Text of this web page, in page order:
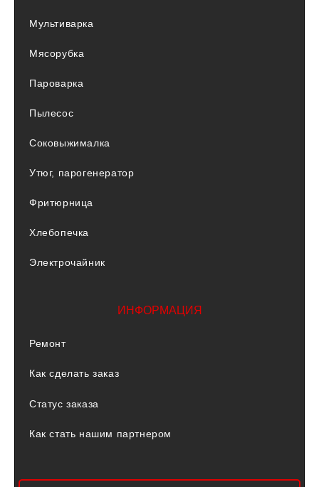
Мультиварка
Мясорубка
Пароварка
Пылесос
Соковыжималка
Утюг, парогенератор
Фритюрница
Хлебопечка
Электрочайник
ИНФОРМАЦИЯ
Ремонт
Как сделать заказ
Статус заказа
Как стать нашим партнером